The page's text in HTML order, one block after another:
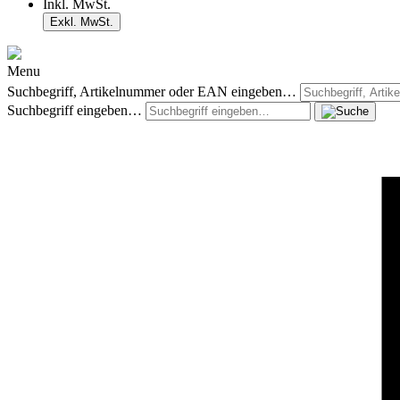
Inkl. MwSt.
Exkl. MwSt.
Menu
Suchbegriff, Artikelnummer oder EAN eingeben…
Suchbegriff eingeben…